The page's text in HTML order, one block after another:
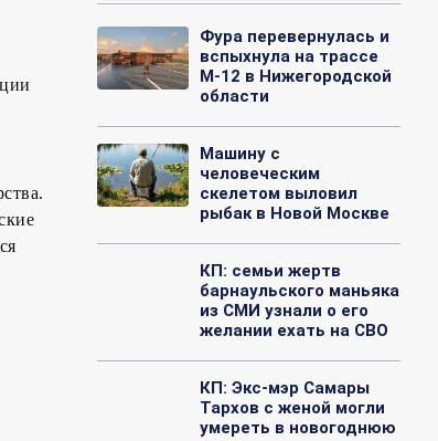
Фура перевернулась и
вспыхнула на трассе
М-12 в Нижегородской
области
Машину с
человеческим
скелетом выловил
рыбак в Новой Москве
КП: семьи жертв
барнаульского маньяка
из СМИ узнали о его
желании ехать на СВО
КП: Экс-мэр Самары
Тархов с женой могли
умереть в новогоднюю